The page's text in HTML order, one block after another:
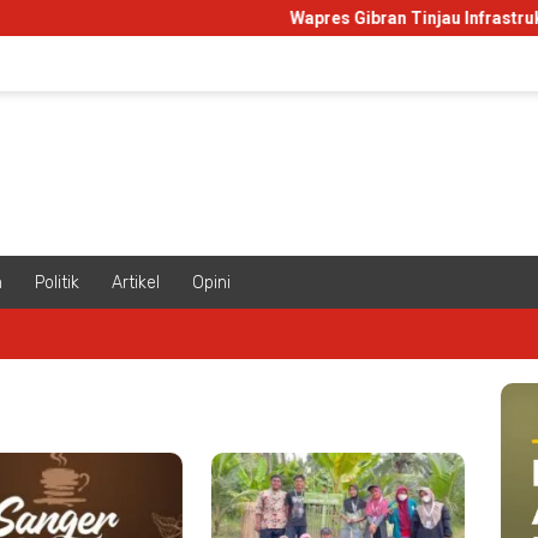
Wapres Gibran Tinjau Infrastruktur
Politik Artikel Opini